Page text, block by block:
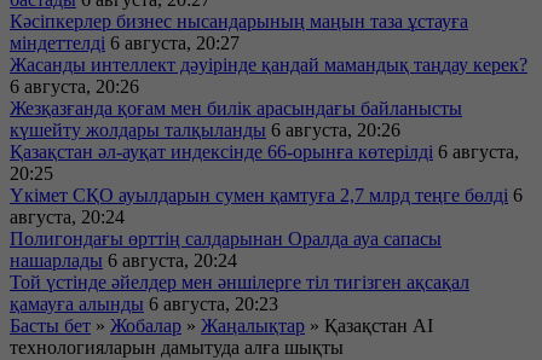
Кәсіпкерлер бизнес нысандарының маңын таза ұстауға
міндеттелді 6 августа, 20:27
Жасанды интеллект дәуірінде қандай мамандық таңдау керек?
6 августа, 20:26
Жезқазғанда қоғам мен билік арасындағы байланысты
күшейту жолдары талқыланды 6 августа, 20:26
Қазақстан әл-ауқат индексінде 66-орынға көтерілді 6 августа,
20:25
Үкімет СҚО ауылдарын сумен қамтуға 2,7 млрд теңге бөлді 6
августа, 20:24
Полигондағы өрттің салдарынан Оралда ауа сапасы
нашарлады 6 августа, 20:24
Той үстінде әйелдер мен әншілерге тіл тигізген ақсақал
қамауға алынды 6 августа, 20:23
Басты бет » Жобалар » Жаңалықтар » Қазақстан AI
технологияларын дамытуда алға шықты